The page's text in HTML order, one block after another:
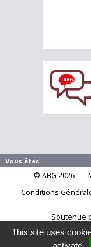
© ABG 2026
Conditions
Soutenue
This site uses